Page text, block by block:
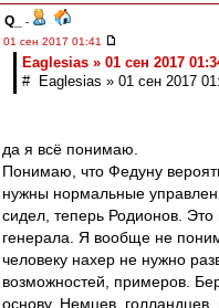
Q_
-
01 сен 2017 01:41
Eaglesias » 01 сен 2017
# Eaglesias » 01 сен 2017
да я всё понимаю.
Понимаю, что Федуну
нужны нормальные
сидел, теперь Родионов. Это
генерала. Я вообще не
человеку нахер не нужно
возможностей, примеров.
основу. Немцев,